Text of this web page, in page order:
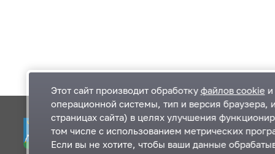
Одинцовский городской округ Московской
области
Этот сайт производит обработку файлов cookie
операционной системы, тип и версия браузера,
страницах сайта) в целях улучшения
том числе с использованием метрических
Если вы не хотите, чтобы ваши данные